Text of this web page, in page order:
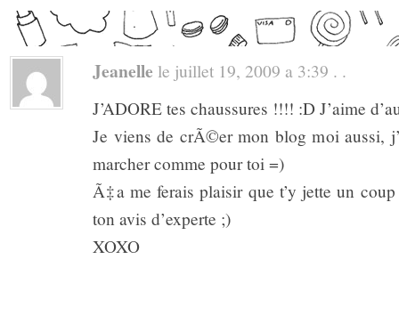
Jeanelle le juillet 19, 2009 a 3:39 . .
J’ADORE tes chaussures !!!! :D J’aime
Je viens de crÃ©er mon blog moi aussi,
marcher comme pour toi =)
Ã‡a me ferais plaisir que t’y jette un
ton avis d’experte ;)
XOXO